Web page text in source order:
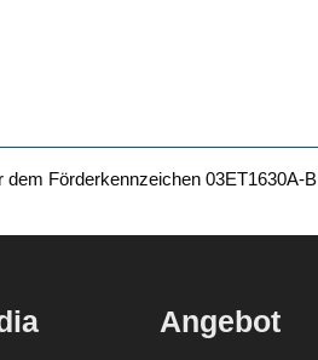
dem För­der­kenn­zei­chen 03ET1630A‑B
Angebot